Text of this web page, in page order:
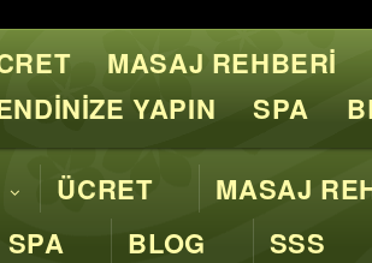
- Profesyonel
ÜCRET MASAJ
SPA BLOG SSS
MASAJ REHBERİ
YAPIN
SPA